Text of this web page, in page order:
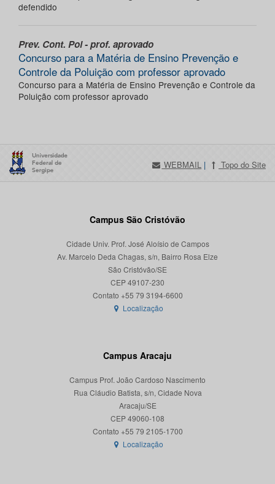
defendido
Prev. Cont. Pol - prof. aprovado
Concurso para a Matéria de Ensino Prevenção e
Controle da Poluição com professor aprovado
Concurso para a Matéria de Ensino Prevenção e Controle da
Poluição com professor aprovado
WEBMAIL | Topo do Site
Campus São Cristóvão
Cidade Univ. Prof. José Aloísio de Campos
Av. Marcelo Deda Chagas, s/n, Bairro Rosa Elze
São Cristóvão/SE
CEP 49107-230
Localização
Campus Aracaju
Campus Prof. João Cardoso Nascimento
Rua Cláudio Batista, s/n, Cidade Nova
Aracaju/SE
CEP 49060-108
Localização